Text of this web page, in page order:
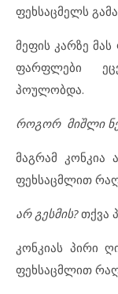
ფეხსაცმელს
მეფის კარზე
ფარფლები
პოულობდა.
როგორ მიშლი
მაგრამ
ფეხსაცმლით
არ გესმის?თქვა
კონკიას პირი
ფეხსაცმლით